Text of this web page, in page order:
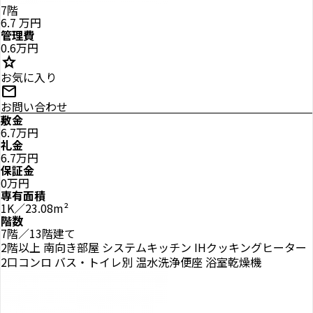
7階
6.7 万円
管理費
0.6万円
star
お気に入り
mail
お問い合わせ
敷金
6.7万円
礼金
6.7万円
保証金
0万円
専有面積
1K／23.08m²
階数
7階／13階建て
2階以上 南向き部屋 システムキッチン IHクッキングヒーター
2口コンロ バス・トイレ別 温水洗浄便座 浴室乾燥機